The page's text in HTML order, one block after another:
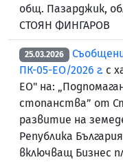
общ. Пазарджик,
СТОЯН ФИНГАРОВ
25.03.2026
ПК-05-ЕО/2026 г. с
ЕО" на:
стопанства” от
развитие на
Република
включващ Бизнес